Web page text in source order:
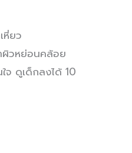
หี่ยว
ผิวหย่อนคล้อย
จ ดูเด็กลงได้ 10